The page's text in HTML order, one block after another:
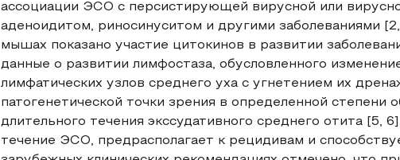
ассоциации ЭСО с персистирующей вирусной или
аденоидитом, риносинуситом и другими заболеваниями
мышах показано участие цитокинов в развитии
данные о развитии лимфостаза, обусловленного
лимфатических узлов среднего уха с угнетением их
патогенетической точки зрения в определенной степени
длительного течения экссудативного среднего отита [5,
течение ЭСО, предрасполагает к рецидивам и